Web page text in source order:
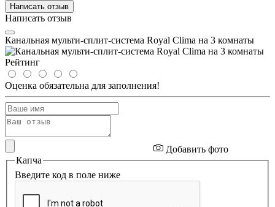
Написать отзыв
Написать отзыв
Канальная мульти-сплит-система Royal Clima на 3 комнаты
Рейтинг
Оценка обязательна для заполнения!
Добавить фото
Капча
Введите код в поле ниже